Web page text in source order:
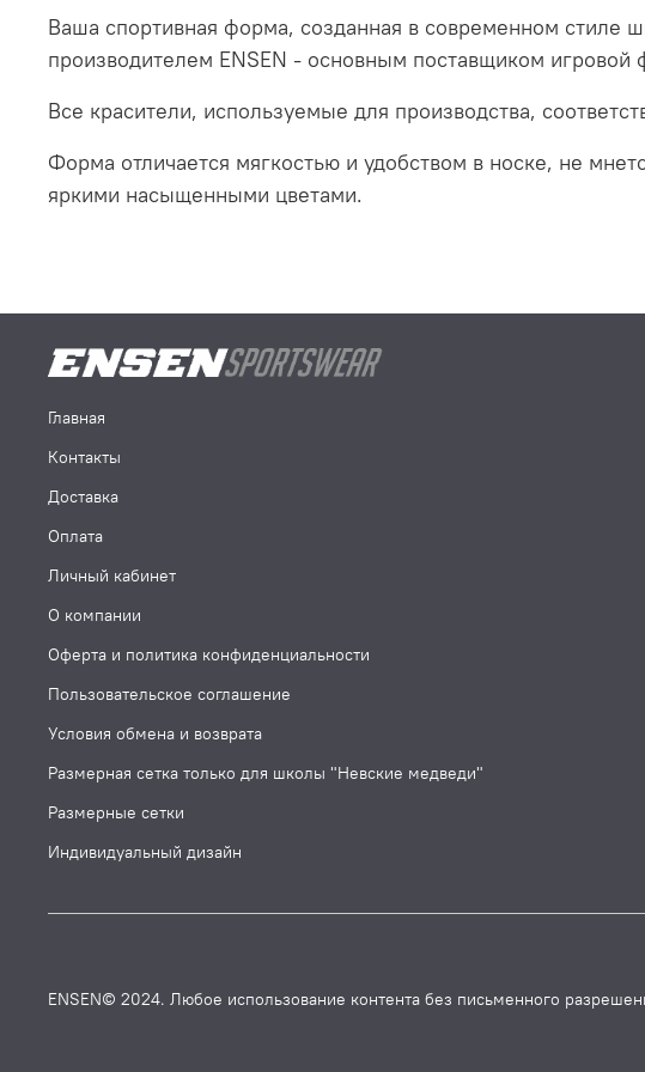
Ваша спортивная форма, созданная в современном
производителем ENSEN - основным поставщиком
Все красители, используемые для производства,
Форма отличается мягкостью и удобством в носке, не
яркими насыщенными цветами.
Главная
Контакты
Доставка
Оплата
Личный кабинет
О компании
Оферта и политика конфиденциальности
Пользовательское соглашение
Условия обмена и возврата
Размерная сетка только для школы "Невские медведи"
Размерные сетки
Индивидуальный дизайн
ENSEN© 2024. Любое использование контента без письменного